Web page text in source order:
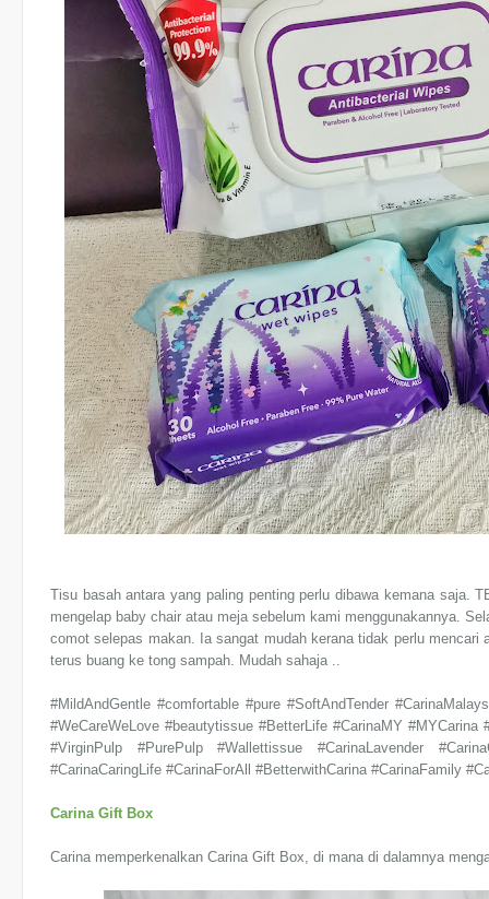
Tisu basah antara yang paling penting perlu dibawa kemana saja.
mengelap baby chair atau meja sebelum kami menggunakannya.
comot selepas makan. Ia sangat mudah kerana tidak perlu
terus buang ke tong sampah. Mudah sahaja ..
#MildAndGentle #comfortable #pure #SoftAndTender
#WeCareWeLove #beautytissue #BetterLife #CarinaMY
#VirginPulp #PurePulp #Wallettissue #CarinaLavender
#CarinaCaringLife #CarinaForAll #BetterwithCarina #CarinaFamily
Carina Gift Box
Carina memperkenalkan Carina Gift Box, di mana di dalamnya